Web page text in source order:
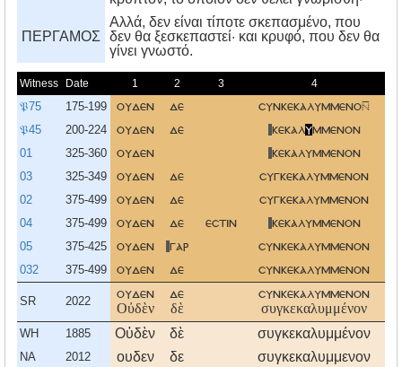
ΠΕΡΓΑΜΟΣ
Aλλά, δεν είναι τίποτε σκεπασμένο, που
δεν θα ξεσκεπαστεί· και κρυφό, που δεν θα
γίνει γνωστό.
Witness Date 1 2 3 4
𝔓75 175-199 ουδεν δε συνκεκαλυμμενο
𝔓45 200-224 ουδεν δε κεκαλυμμενον
01 325-360 ουδεν κεκαλυμμενον
03 325-349 ουδεν δε συγκεκαλυμμενον
02 375-499 ουδεν δε συγκεκαλυμμενον
04 375-499 ουδεν δε εστιν κεκαλυμμενον
05 375-425 ουδεν γαρ συνκεκαλυμμενον
032 375-499 ουδεν δε συνκεκαλυμμενον
SR 2022
ουδεν
Οὐδὲν
δε
δὲ
συνκεκαλυμμενον
συγκεκαλυμμένον
WH 1885 Οὐδὲν δὲ συγκεκαλυμμένον
NA 2012 ουδεν δε συγκεκαλυμμενον